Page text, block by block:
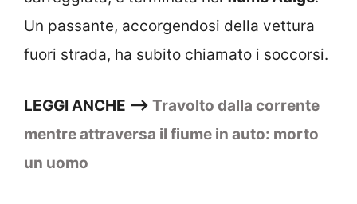
Un passante, accorgendosi della vettura
fuori strada, ha subito chiamato i soccorsi.
LEGGI ANCHE —> Travolto dalla corrente
mentre attraversa il fiume in auto: morto
un uomo